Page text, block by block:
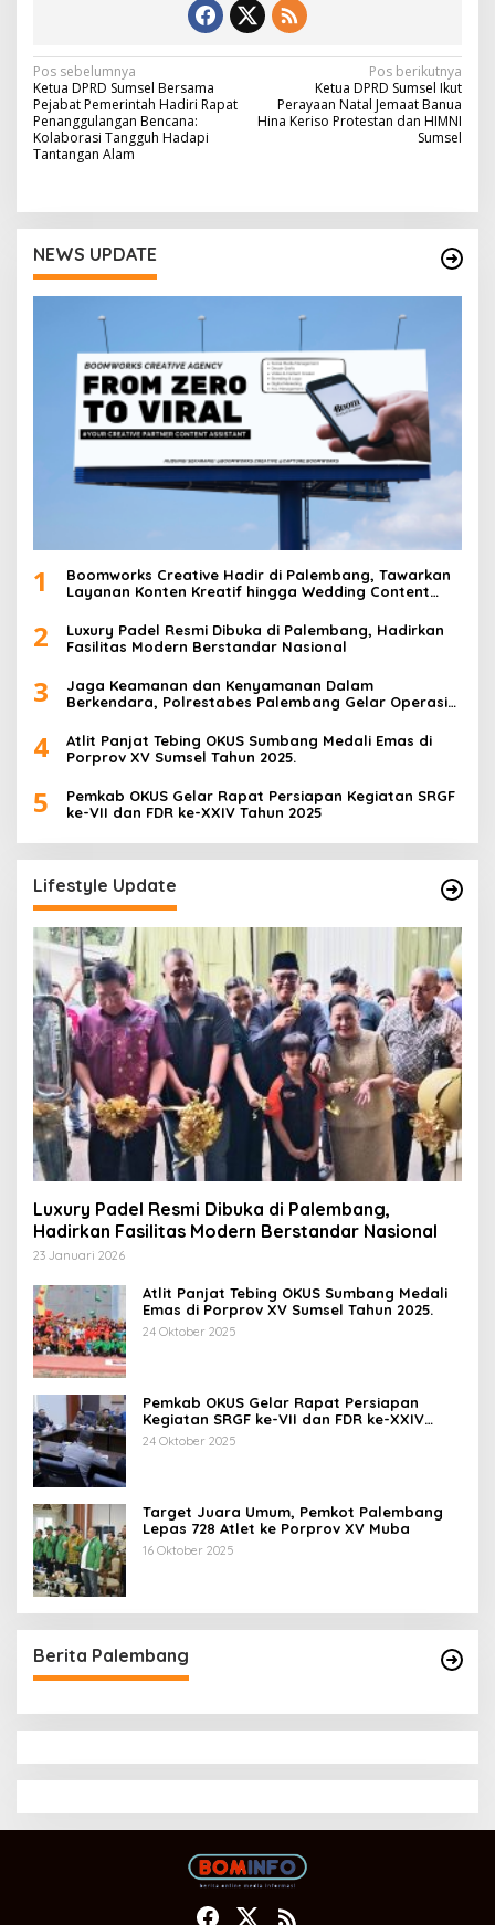
N
a
v
i
a
s
i
Pos sebelumnya
Ketua DPRD Sumsel Bersama
Pejabat Pemerintah Hadiri Rapat
Penanggulangan Bencana:
Kolaborasi Tangguh Hadapi
Tantangan Alam
Pos berikutnya
Ketua DPRD Sumsel Ikut
Perayaan Natal Jemaat Banua
Hina Keriso Protestan dan HIMNI
Sumsel
NEWS UPDATE
1
Boomworks Creative Hadir di Palembang, Tawarkan
Layanan Konten Kreatif hingga Wedding Content
2
Luxury Padel Resmi Dibuka di Palembang, Hadirkan
Fasilitas Modern Berstandar Nasional
3
Jaga Keamanan dan Kenyamanan Dalam
Berkendara, Polrestabes Palembang Gelar Operasi
4
Atlit Panjat Tebing OKUS Sumbang Medali Emas di
Porprov XV Sumsel Tahun 2025.
5
Pemkab OKUS Gelar Rapat Persiapan Kegiatan SRGF
ke-VII dan FDR ke-XXIV Tahun 2025
Lifestyle Update
Luxury Padel Resmi Dibuka di Palembang,
Hadirkan Fasilitas Modern Berstandar Nasional
23 Januari 2026
Atlit Panjat Tebing OKUS Sumbang Medali
Emas di Porprov XV Sumsel Tahun 2025.
24 Oktober 2025
Pemkab OKUS Gelar Rapat Persiapan
Kegiatan SRGF ke-VII dan FDR ke-XXIV
Tahun 2025
24 Oktober 2025
Target Juara Umum, Pemkot Palembang
Lepas 728 Atlet ke Porprov XV Muba
16 Oktober 2025
Berita Palembang